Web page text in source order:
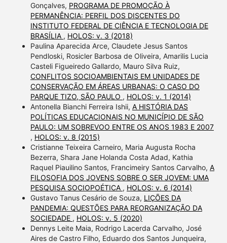
Gonçalves, PROGRAMA DE PROMOÇÃO À
PERMANÊNCIA: PERFIL DOS DISCENTES DO
INSTITUTO FEDERAL DE CIÊNCIA E TECNOLOGIA DE
BRASÍLIA , HOLOS: v. 3 (2018)
Paulina Aparecida Arce, Claudete Jesus Santos
Pendloski, Rosicler Barbosa de Oliveira, Amarilis Lucia
Casteli Figueiredo Gallardo, Mauro Silva Ruiz,
CONFLITOS SOCIOAMBIENTAIS EM UNIDADES DE
CONSERVAÇÃO EM ÁREAS URBANAS: O CASO DO
PARQUE TIZO, SÃO PAULO , HOLOS: v. 1 (2014)
Antonella Bianchi Ferreira Ishii, A HISTÓRIA DAS
POLÍTICAS EDUCACIONAIS NO MUNICÍPIO DE SÃO
PAULO: UM SOBREVOO ENTRE OS ANOS 1983 E 2007
, HOLOS: v. 8 (2015)
Cristianne Teixeira Carneiro, Maria Augusta Rocha
Bezerra, Shara Jane Holanda Costa Adad, Kathia
Raquel Piauilino Santos, Francimeiry Santos Carvalho, A
FILOSOFIA DOS JOVENS SOBRE O SER JOVEM: UMA
PESQUISA SOCIOPOÉTICA , HOLOS: v. 6 (2014)
Gustavo Tanus Cesário de Souza, LIÇÕES DA
PANDEMIA: QUESTÕES PARA REORGANIZAÇÃO DA
SOCIEDADE , HOLOS: v. 5 (2020)
Dennys Leite Maia, Rodrigo Lacerda Carvalho, José
Aires de Castro Filho, Eduardo dos Santos Junqueira,